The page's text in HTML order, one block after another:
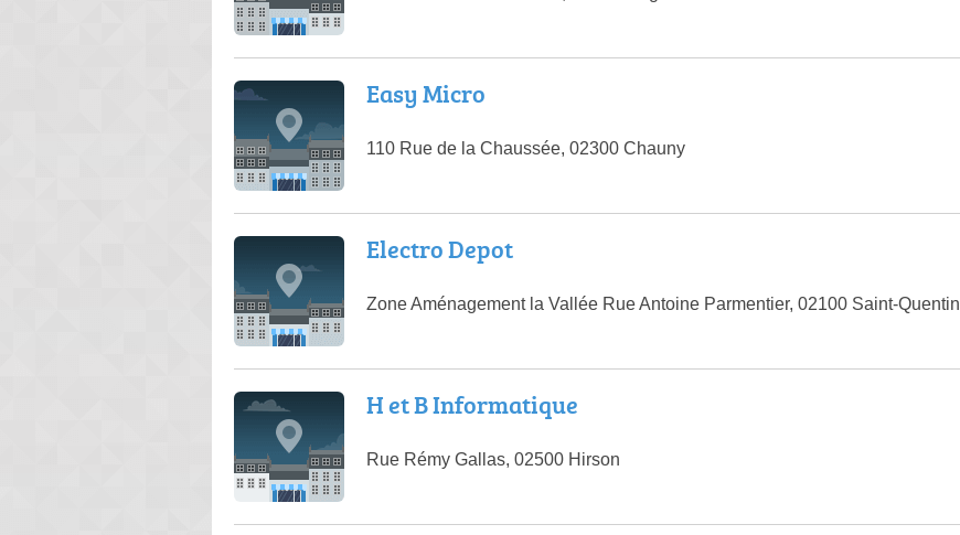
Easy Micro
110 Rue de la Chaussée, 02300 Chauny
Electro Depot
Zone Aménagement la Vallée Rue Antoine Parmentier, 02100 Saint-Quentin
H et B Informatique
Rue Rémy Gallas, 02500 Hirson